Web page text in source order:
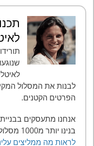
לבנות את המסלול
הפרטים הקטנים.
בנינו יותר מ1000 מסלולים אישיים לאיטליה.
לראות מה ממליצים